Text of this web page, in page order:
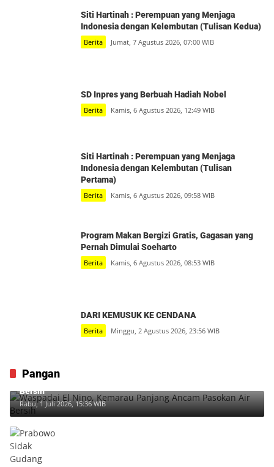
Siti Hartinah : Perempuan yang Menjaga
Indonesia dengan Kelembutan (Tulisan Kedua)
Berita Jumat, 7 Agustus 2026, 07:00 WIB
SD Inpres yang Berbuah Hadiah Nobel
Berita Kamis, 6 Agustus 2026, 12:49 WIB
Siti Hartinah : Perempuan yang Menjaga
Indonesia dengan Kelembutan (Tulisan
Pertama)
Berita Kamis, 6 Agustus 2026, 09:58 WIB
Program Makan Bergizi Gratis, Gagasan yang
Pernah Dimulai Soeharto
Berita Kamis, 6 Agustus 2026, 08:53 WIB
DARI KEMUSUK KE CENDANA
Berita Minggu, 2 Agustus 2026, 23:56 WIB
Pangan
Waspadai El Nino, Kemarau Panjang Ancam Pasokan Air
Bersih
Rabu, 1 Juli 2026, 15:36 WIB